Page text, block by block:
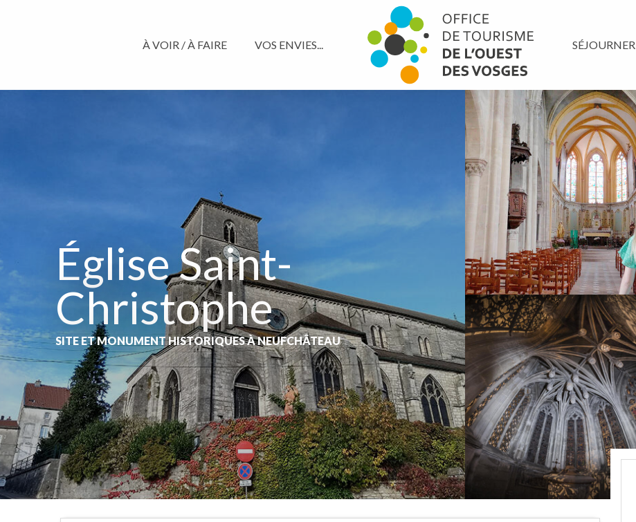
À VOIR / À FAIRE VOS ENVIES... SÉJOURNER
Église Saint-
Christophe
SITE ET MONUMENT HISTORIQUESÀ NEUFCHÂTEAU